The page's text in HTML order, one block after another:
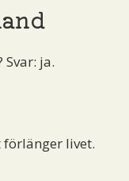
ja.
förlänger livet.